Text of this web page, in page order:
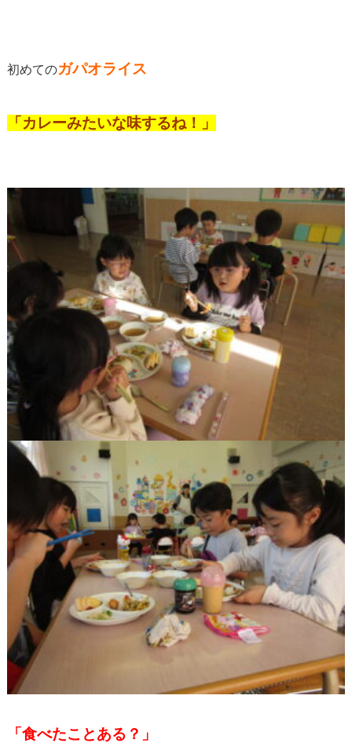
初めてのガパオライス
「カレーみたいな味するね！」
「食べたことある？」